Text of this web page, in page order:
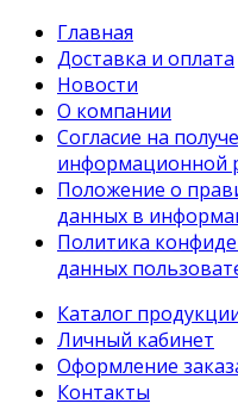
Главная
Доставка и оплата
Новости
О компании
Согласие на
информационной
Положение о
данных в
Политика
данных
Каталог
Личный кабинет
Оформление
Контакты